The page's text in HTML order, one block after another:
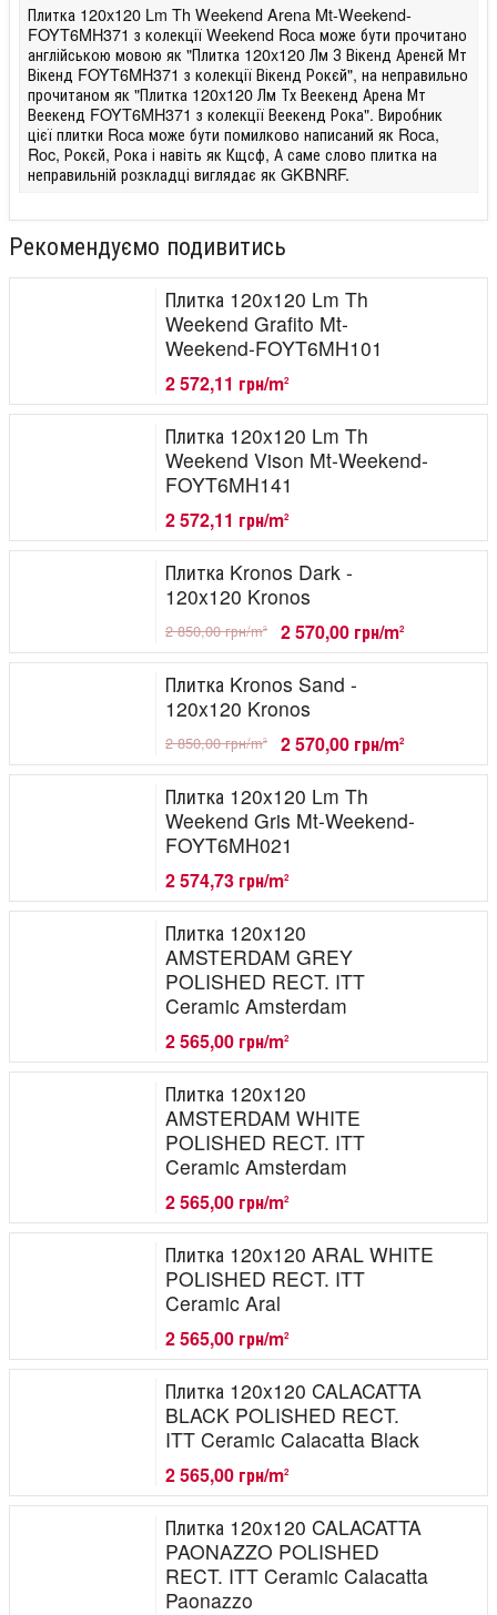
Плитка 120x120 Lm Th Weekend Arena Mt-Weekend-
FOYT6MH371 з колекції Weekend Roca може бути прочитано
англійською мовою як "Плитка 120x120 Лм З Вікенд Аренєй Мт
Вікенд FOYT6MH371 з колекції Вікенд Рокєй", на неправильно
прочитаном як "Плитка 120x120 Лм Тх Веекенд Арена Мт
Веекенд FOYT6MH371 з колекції Веекенд Рока". Виробник
цієї плитки Roca може бути помилково написаний як Roca,
Roc, Рокєй, Рока і навіть як Кщсф, А саме слово плитка на
неправильній розкладці виглядає як GKBNRF.
Рекомендуємо подивитись
Плитка 120x120 Lm Th
Weekend Grafito Mt-
Weekend-FOYT6MH101
2 572,11 грн/m2
Плитка 120x120 Lm Th
Weekend Vison Mt-Weekend-
FOYT6MH141
2 572,11 грн/m2
Плитка Kronos Dark -
120x120 Kronos
2 850,00 грн/m2 2 570,00 грн/m2
Плитка Kronos Sand -
120x120 Kronos
2 850,00 грн/m2 2 570,00 грн/m2
Плитка 120x120 Lm Th
Weekend Gris Mt-Weekend-
FOYT6MH021
2 574,73 грн/m2
Плитка 120x120
AMSTERDAM GREY
POLISHED RECT. ITT
Ceramic Amsterdam
2 565,00 грн/m2
Плитка 120x120
AMSTERDAM WHITE
POLISHED RECT. ITT
Ceramic Amsterdam
2 565,00 грн/m2
Плитка 120x120 ARAL WHITE
POLISHED RECT. ITT
Ceramic Aral
2 565,00 грн/m2
Плитка 120x120 CALACATTA
BLACK POLISHED RECT.
ITT Ceramic Calacatta Black
2 565,00 грн/m2
Плитка 120x120 CALACATTA
PAONAZZO POLISHED
RECT. ITT Ceramic Calacatta
Paonazzo